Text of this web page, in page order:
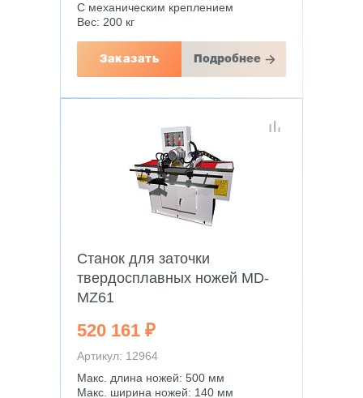
С механическим креплением
Вес: 200 кг
Заказать Подробнее
Станок для заточки
твердосплавных ножей MD-
MZ61
520 161 ₽
Артикул: 12964
Макс. длина ножей: 500 мм
Макс. ширина ножей: 140 мм